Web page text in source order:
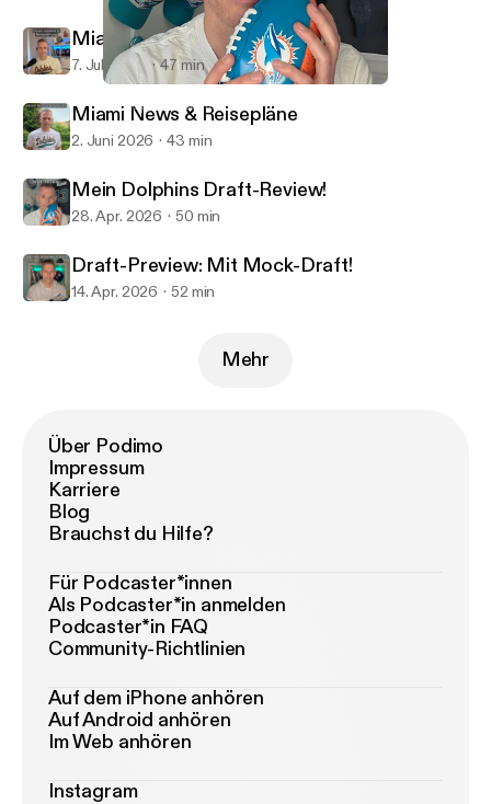
Fins Up, Deutschland!
Miami Updates & Reiseplanung!
7. Juli 2026 47 min
Miami News & Reisepläne
2. Juni 2026 43 min
Mein Dolphins Draft-Review!
28. Apr. 2026 50 min
Draft-Preview: Mit Mock-Draft!
14. Apr. 2026 52 min
Mehr
Über Podimo
Impressum
Karriere
Blog
Brauchst du Hilfe?
Für Podcaster*innen
Als Podcaster*in anmelden
Podcaster*in FAQ
Community-Richtlinien
Auf dem iPhone anhören
Auf Android anhören
Im Web anhören
Instagram